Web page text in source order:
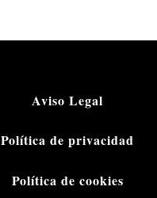
Aviso Legal
Política de privacidad
Política de cookies